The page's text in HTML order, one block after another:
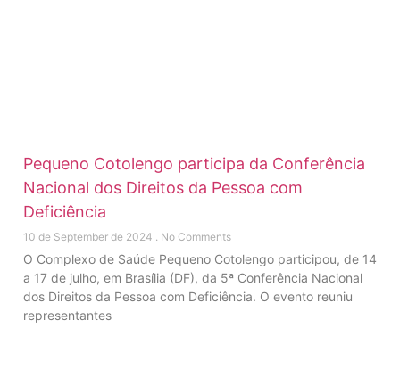
Pequeno Cotolengo participa da Conferência
Nacional dos Direitos da Pessoa com
Deficiência
10 de September de 2024 No Comments
O Complexo de Saúde Pequeno Cotolengo participou, de 14
a 17 de julho, em Brasília (DF), da 5ª Conferência Nacional
dos Direitos da Pessoa com Deficiência. O evento reuniu
representantes